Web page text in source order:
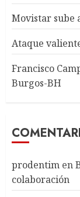
Movistar sube
Ataque
Francisco
Burgos-BH
prodentim en
colaboración